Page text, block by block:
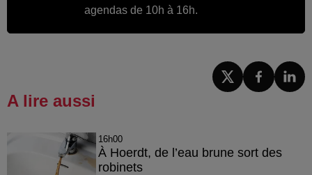
agendas de 10h à 16h.
A lire aussi
16h00
À Hoerdt, de l’eau brune sort des
robinets